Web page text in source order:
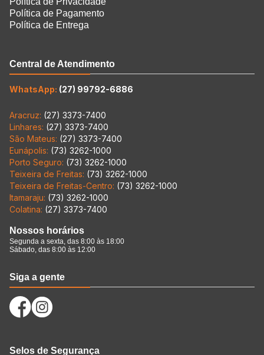
Política de Pagamento
Política de Entrega
Central de Atendimento
WhatsApp: (27) 99792-6886
Aracruz: (27) 3373-7400
Linhares: (27) 3373-7400
São Mateus: (27) 3373-7400
Eunápolis: (73) 3262-1000
Porto Seguro: (73) 3262-1000
Teixeira de Freitas: (73) 3262-1000
Teixeira de Freitas-Centro: (73) 3262-1000
Itamaraju: (73) 3262-1000
Colatina: (27) 3373-7400
Nossos horários
Segunda a sexta, das 8:00 às 18:00
Sábado, das 8:00 às 12:00
Siga a gente
Selos de Segurança